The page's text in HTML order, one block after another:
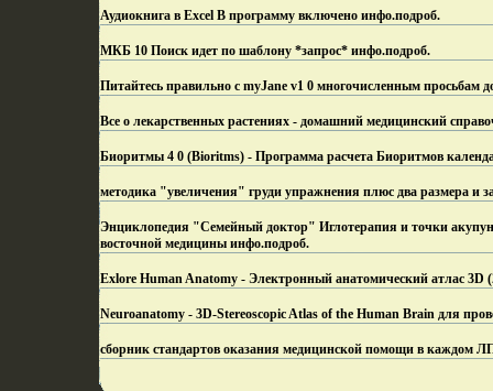
Аудиокнига в Excel В программу включено инфо.подроб.
МКБ 10 Поиск идет по шаблону *запрос* инфо.подроб.
Питайтесь правильно с myJane v1 0 многочисленным просьбам
Все о лекарственных растениях - домашний медицинский
Биоритмы 4 0 (Bioritms) - Программа расчета Биоритмов
методика "увеличения" груди упражнения плюс два размера и
Энциклопедия "Семейный доктор" Иглотерапия и точки
восточной медицины инфо.подроб.
Exlore Human Anatomy - Электронный анатомический атлас 3D
Neuroanatomy - 3D-Stereoscopic Atlas of the Human Brain для
сборник стандартов оказания медицинской помощи в каждом